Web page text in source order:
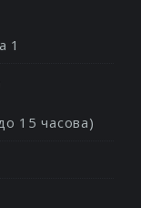
1
15 часова)